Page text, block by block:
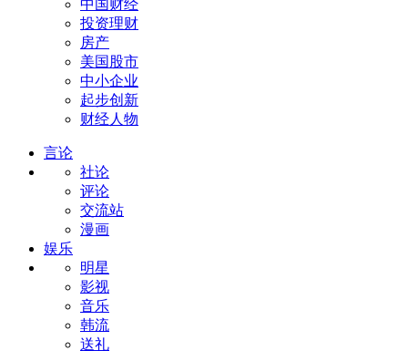
中国财经
投资理财
房产
美国股市
中小企业
起步创新
财经人物
言论
社论
评论
交流站
漫画
娱乐
明星
影视
音乐
韩流
送礼